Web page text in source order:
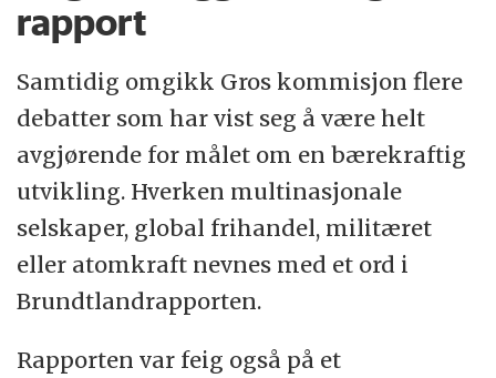
rapport
Samtidig omgikk Gros kommisjon flere
debatter som har vist seg å være helt
avgjørende for målet om en bærekraftig
utvikling. Hverken multinasjonale
selskaper, global frihandel, militæret
eller atomkraft nevnes med et ord i
Brundtlandrapporten.
Rapporten var feig også på et